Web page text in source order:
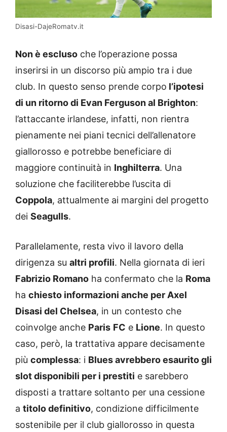
Disasi-DajeRomatv.it
Non è escluso che l’operazione possa
inserirsi in un discorso più ampio tra i due
club. In questo senso prende corpo l’ipotesi
di un ritorno di Evan Ferguson al Brighton:
l’attaccante irlandese, infatti, non rientra
pienamente nei piani tecnici dell’allenatore
giallorosso e potrebbe beneficiare di
maggiore continuità in Inghilterra. Una
soluzione che faciliterebbe l’uscita di
Coppola, attualmente ai margini del progetto
dei Seagulls.
Parallelamente, resta vivo il lavoro della
dirigenza su altri profili. Nella giornata di ieri
Fabrizio Romano ha confermato che la Roma
ha chiesto informazioni anche per Axel
Disasi del Chelsea, in un contesto che
coinvolge anche Paris FC e Lione. In questo
caso, però, la trattativa appare decisamente
più complessa: i Blues avrebbero esaurito gli
slot disponibili per i prestiti e sarebbero
disposti a trattare soltanto per una cessione
a titolo definitivo, condizione difficilmente
sostenibile per il club giallorosso in questa